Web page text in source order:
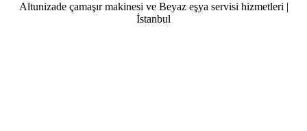
Altunizade çamaşır makinesi ve Beyaz eşya servisi hizmetleri |
İstanbul